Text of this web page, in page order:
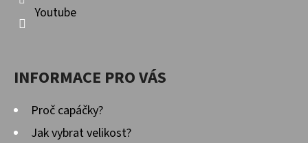
Youtube
INFORMACE PRO VÁS
Proč capáčky?
Jak vybrat velikost?